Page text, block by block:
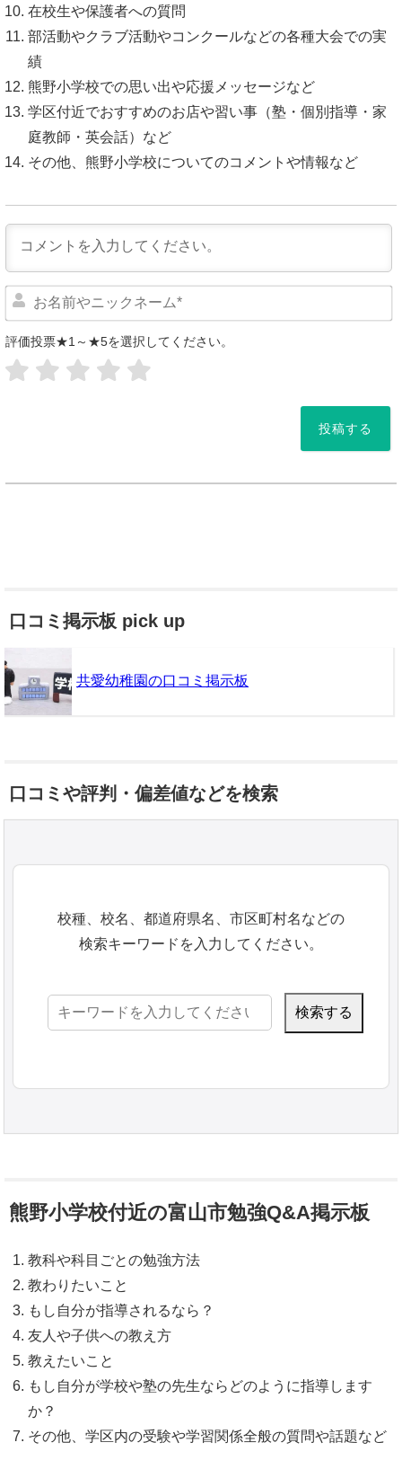
在校生や保護者への質問
部活動やクラブ活動やコンクールなどの各種大会での実
績
熊野小学校での思い出や応援メッセージなど
学区付近でおすすめのお店や習い事（塾・個別指導・家
庭教師・英会話）など
その他、熊野小学校についてのコメントや情報など
評価投票★1～★5を選択してください。
口コミ掲示板 pick up
共愛幼稚園の口コミ掲示板
口コミや評判・偏差値などを検索
校種、校名、都道府県名、市区町村名などの
検索キーワードを入力してください。
検
熊野小学校付近の富山市勉強Q&A掲示板
教科や科目ごとの勉強方法
教わりたいこと
もし自分が指導されるなら？
友人や子供への教え方
教えたいこと
もし自分が学校や塾の先生ならどのように指導します
か？
その他、学区内の受験や学習関係全般の質問や話題など